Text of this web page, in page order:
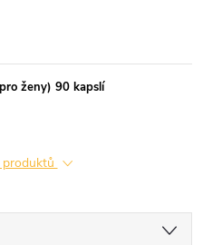
ženy) 90 kapslí